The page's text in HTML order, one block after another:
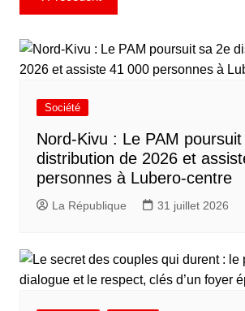
de
l’article
Société
Nord-Kivu : Le PAM
distribution de 2026 et
personnes à Lubero-centre
La République 31 juillet 2026